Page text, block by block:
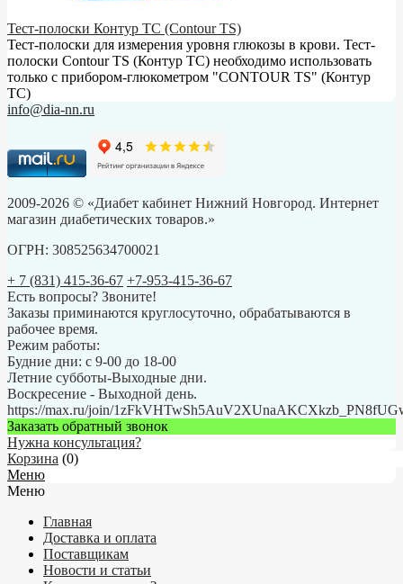
Тест-полоски Контур ТС (Contour TS)
Тест-полоски для измерения уровня глюкозы в крови. Тест-
полоски Contour TS (Контур ТС) необходимо использовать
только с прибором-глюкометром "CONTOUR TS" (Контур
ТС)
info@dia-nn.ru
2009-2026 © «Диабет кабинет Нижний Новгород. Интернет
магазин диабетических товаров.»
ОГРН: 308525634700021
+ 7 (831) 415-36-67 +7-953-415-36-67
Есть вопросы? Звоните!
Заказы приминаются круглосуточно, обрабатываются в
рабочее время.
Режим работы:
Будние дни: с 9-00 до 18-00
Летние субботы-Выходные дни.
Воскресение - Выходной день.
https://max.ru/join/
Заказать обратный звонок
Нужна консультация?
Корзина (0)
Меню
Меню
Главная
Доставка и оплата
Поставщикам
Новости и статьи